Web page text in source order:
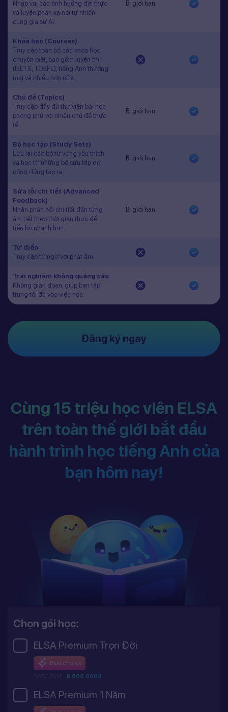
Nhập vai các tình huống đời thực
và luyện phản xạ nói tự nhiên
cùng gia sư AI.
Bị giới hạn
Khóa học (Courses)
Truy cập toàn bộ các khóa học
chuyên biệt, bao gồm luyện thi
(IELTS, TOEFL), tiếng Anh thương
mại và nhiều hơn nữa.
Chủ đề (Topics)
Truy cập đầy đủ thư viện bài học
phong phú với nhiều chủ đề thực
tế.
Bị giới hạn
Bộ học tập (Study Sets)
Lưu lại các bộ từ vựng yêu thích
và học từ những bộ sưu tập do
cộng đồng tạo ra.
Bị giới hạn
Sửa lỗi chi tiết (Advanced
Feedback)
Nhận phản hồi chi tiết đến từng
âm tiết theo thời gian thực để
tiến bộ nhanh hơn.
Bị giới hạn
Từ điển
Truy cập từ ngữ với phát âm
Trải nghiệm không quảng cáo
Không gián đoạn, giúp bạn tập
trung tối đa vào việc học.
Đăng ký ngay
Cùng 15 triệu học viên ELSA
trên toàn thế giới bắt đầu
hành trình học tiếng Anh của
bạn hôm nay!
Chọn gói học:
ELSA Premium Trọn Đời
Best choice
8.800.000đ 8.800.000đ
ELSA Premium 1 Năm